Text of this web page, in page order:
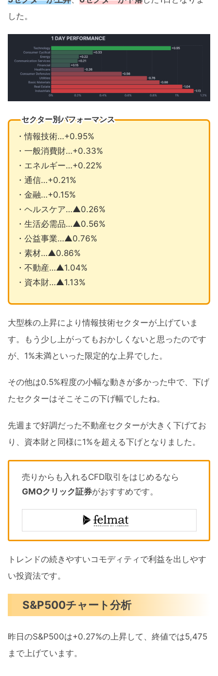
した。
セクター別パフォーマンス
・情報技術…+0.95%
・一般消費財…+0.33%
・エネルギー…+0.22%
・通信…+0.21%
・金融…+0.15%
・ヘルスケア…▲0.26%
・生活必需品…▲0.56%
・公益事業…▲0.76%
・素材…▲0.86%
・不動産…▲1.04%
・資本財…▲1.13%
大型株の上昇により情報技術セクターが上げていま
す。もう少し上がってもおかしくないと思ったのです
が、1%未満といった限定的な上昇でした。
その他は0.5%程度の小幅な動きが多かった中で、下げ
たセクターはそこそこの下げ幅でしたね。
先週まで好調だった不動産セクターが大きく下げてお
り、資本財と同様に1%を超える下げとなりました。
売りからも入れるCFD取引をはじめるなら
GMOクリック証券がおすすめです。
トレンドの続きやすいコモディティで利益を出しやす
い投資法です。
S&P500チャート分析
昨日のS&P500は+0.27%の上昇して、終値では5,475
まで上げています。